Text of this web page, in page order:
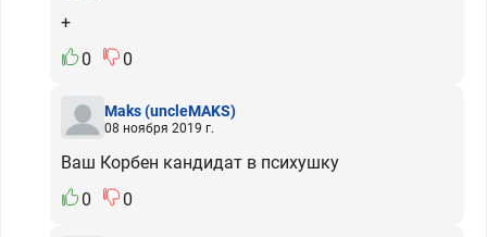
+
0
0
Maks(uncleMAKS)
08 ноября 2019 г.
Ваш Корбен кандидат в психушку
0
0